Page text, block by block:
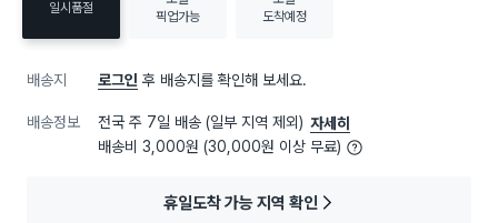
일시품절
픽업가능
도착예정
배송지 로그인 후 배송지를 확인해 보세요.
배송정보 전국 주 7일 배송 (일부 지역 제외) 자세히
배송비 3,000원 (30,000원 이상 무료)
휴일도착 가능 지역 확인